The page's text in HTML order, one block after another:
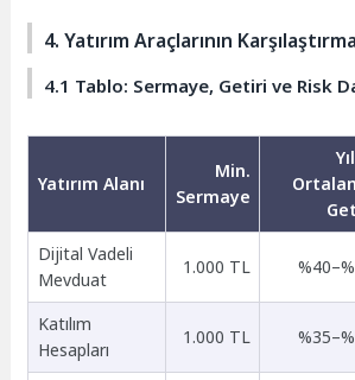
4. Yatırım Araçlarının
4.1 Tablo: Sermaye, Getiri ve Risk
Yatırım Alanı
Min.
Sermaye
Dijital Vadeli
Mevduat
1.000 TL
Katılım
Hesapları
1.000 TL